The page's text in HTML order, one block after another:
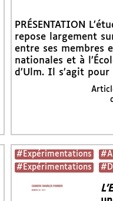
PRÉSENTATION
repose largement
entre ses membres
nationales et à
d’Ulm. Il s’agit
#Expérimentations
#Expérimentations